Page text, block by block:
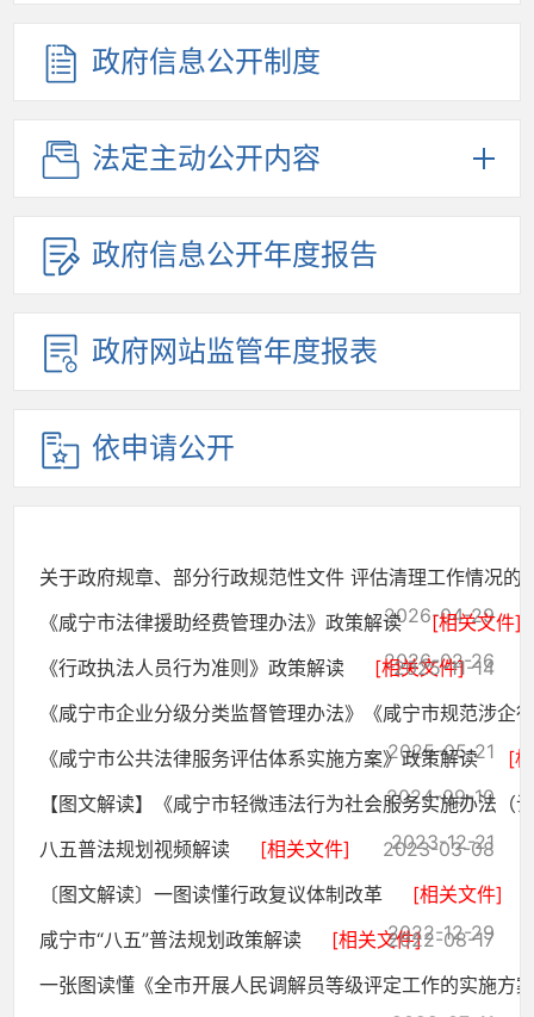
政府信息公开制度
法定主动公开内容
政府信息公开年度报告
政府网站监管年度报表
依申请公开
关于政府规章、部分行政规范性文件 评估清理工作情况的
2026-04-29
《咸宁市法律援助经费管理办法》政策解读
[相关文件]
2026-02-26
《行政执法人员行为准则》政策解读 [相关文件]
2025-11-14
《咸宁市企业分级分类监督管理办法》《咸宁市规范涉企
2025-05-21
《咸宁市公共法律服务评估体系实施方案》政策解读
[
2024-09-10
【图文解读】《咸宁市轻微违法行为社会服务实施办法（
2023-12-21
八五普法规划视频解读 [相关文件]
2023-03-08
〔图文解读〕一图读懂行政复议体制改革
[相关文件]
2022-12-29
咸宁市“八五”普法规划政策解读 [相关文件]2022-08-17
一张图读懂《全市开展人民调解员等级评定工作的实施方